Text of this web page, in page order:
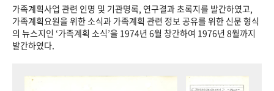
가족계획사업 관련 인명 및 기관명록, 연구결과 초록지를 발간하였고,
가족계획요원을 위한 소식과 가족계획 관련 정보 공유를 위한 신문 형식
의 뉴스지인 ‘가족계획 소식’을 1974년 6월 창간하여 1976년 8월까지
발간하였다.